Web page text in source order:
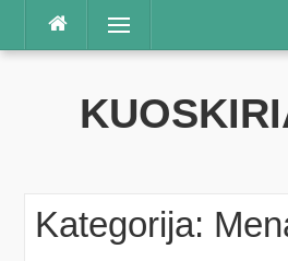
Praleisti
Meniu
Kategorija: